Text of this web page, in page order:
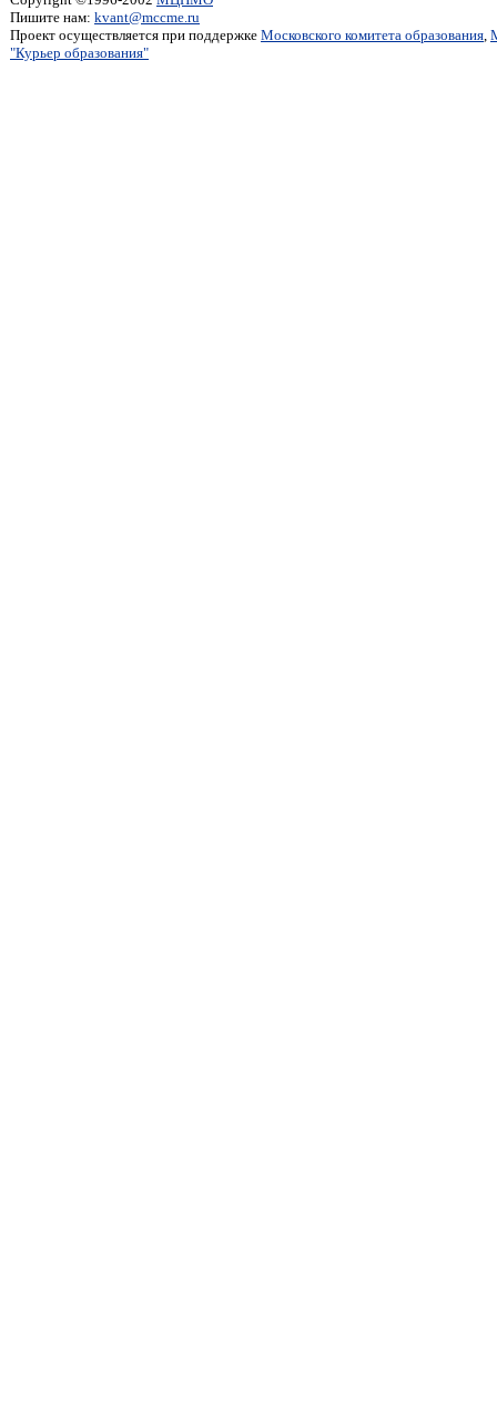
Пишите нам: kvant@mccme.ru
Проект осуществляется при поддержке Московского комитета образования,
"Курьер образования"